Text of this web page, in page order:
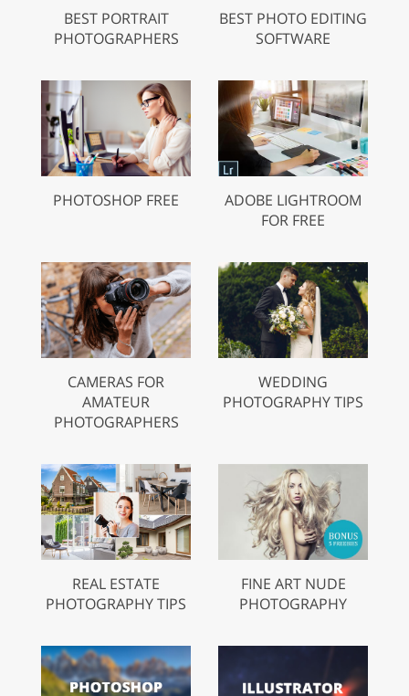
BEST PORTRAIT
PHOTOGRAPHERS
BEST PHOTO EDITING
SOFTWARE
PHOTOSHOP FREE
ADOBE LIGHTROOM
FOR FREE
CAMERAS FOR
AMATEUR
PHOTOGRAPHERS
WEDDING
PHOTOGRAPHY TIPS
REAL ESTATE
PHOTOGRAPHY TIPS
FINE ART NUDE
PHOTOGRAPHY